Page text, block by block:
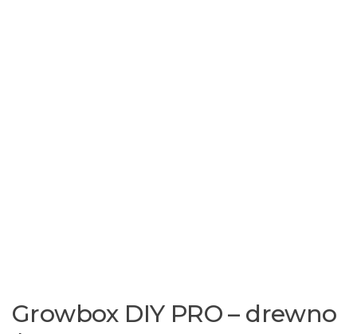
Growbox DIY PRO – drewno